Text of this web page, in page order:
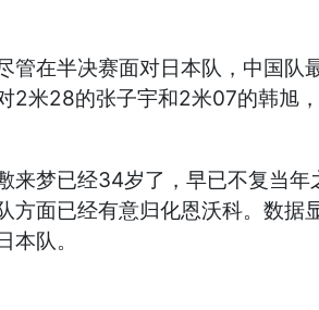
在半决赛面对日本队，中国
米28的张子宇和2米07的韩旭
梦已经34岁了，早已不复当
面已经有意归化恩沃科。数据
队。